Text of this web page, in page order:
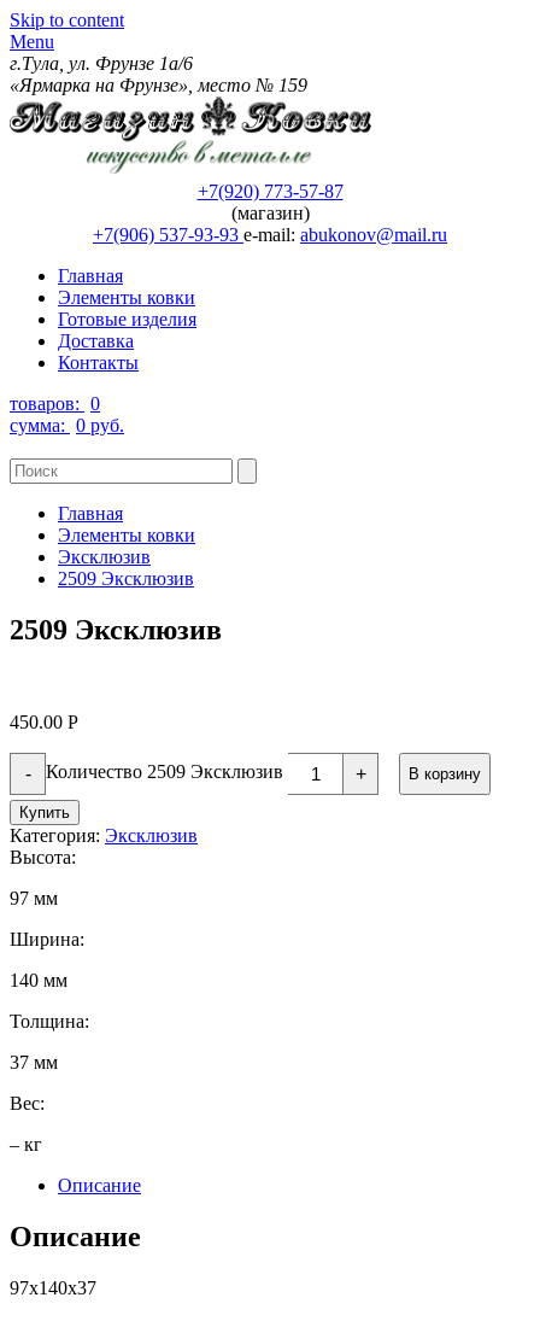
Skip to content
Menu
г.Тула, ул. Фрунзе 1а/6
«Ярмарка на Фрунзе», место № 159
+7(920) 773-57-87
(магазин)
+7(906) 537-93-93 e-mail: abukonov@mail.ru
Главная
Элементы ковки
Готовые изделия
Доставка
Контакты
товаров: 0
сумма: 0 руб.
Главная
Элементы ковки
Эксклюзив
2509 Эксклюзив
2509 Эксклюзив
450.00 Р
- Количество 2509 Эксклюзив + В корзину
Купить
Категория: Эксклюзив
Высота:
97 мм
Ширина:
140 мм
Толщина:
37 мм
Вес:
– кг
Описание
Описание
97х140х37